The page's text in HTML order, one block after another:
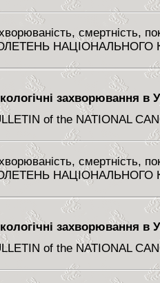
смертність,
НАЦІОНАЛЬНОГО
захворювання в
of the NATIONAL
смертність,
НАЦІОНАЛЬНОГО
захворювання в
of the NATIONAL